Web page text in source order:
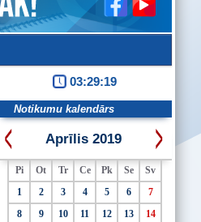
03:29:19
Notikumu kalendārs
Aprīlis 2019
Pi Ot Tr Ce Pk Se
Sv
1
2 3 4 5 6
7
8
9 10 11 12 13
14